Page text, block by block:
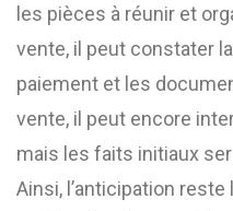
les pièces à réunir et
vente, il peut constater
paiement et les
vente, il peut encore
mais les faits initiaux
Ainsi, l’anticipation